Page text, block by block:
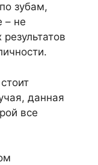
зубам,
– не
данная
все